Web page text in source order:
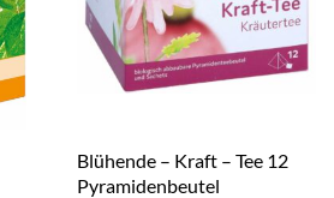
Blühende – Kraft – Tee 12
Pyramidenbeutel